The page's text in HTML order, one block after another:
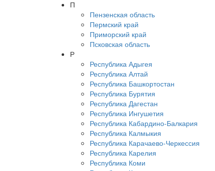
П
Пензенская область
Пермский край
Приморский край
Псковская область
Р
Республика Адыгея
Республика Алтай
Республика Башкортостан
Республика Бурятия
Республика Дагестан
Республика Ингушетия
Республика Кабардино-Балкария
Республика Калмыкия
Республика Карачаево-Черкессия
Республика Карелия
Республика Коми